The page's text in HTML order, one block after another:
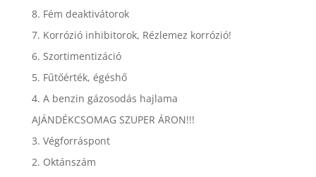
8. Fém deaktivátorok
7. Korrózió inhibitorok, Rézlemez korrózió!
6. Szortimentizáció
5. Fűtőérték, égéshő
4. A benzin gázosodás hajlama
AJÁNDÉKCSOMAG SZUPER ÁRON!!!
3. Végforráspont
2. Oktánszám